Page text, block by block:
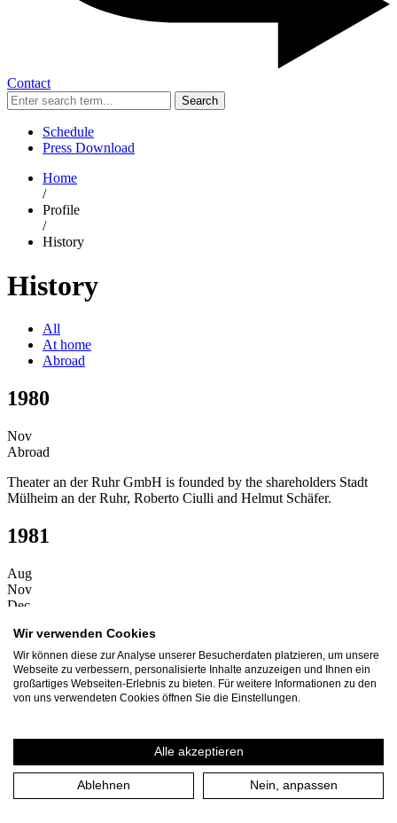
Contact
Search
Schedule
Press Download
Home
/
Profile
/
History
History
All
At home
Abroad
1980
Nov
Abroad
Theater an der Ruhr GmbH is founded by the shareholders Stadt
Mülheim an der Ruhr, Roberto Ciulli and Helmut Schäfer.
1981
Aug
Nov
Dec
Start of the first season 1981/1982.
At home
Opening of the small theater hall in the former Solbad in
Raffelbergpark with the new production "Der Zyklop" by
Wir verwenden Cookies
Wir können diese zur Analyse unserer Besucherdaten platzieren, um unsere
Webseite zu verbessern, personalisierte Inhalte anzuzeigen und Ihnen ein
großartiges Webseiten-Erlebnis zu bieten. Für weitere Informationen zu den
von uns verwendeten Cookies öffnen Sie die Einstellungen.
Alle akzeptieren
Ablehnen Nein, anpassen